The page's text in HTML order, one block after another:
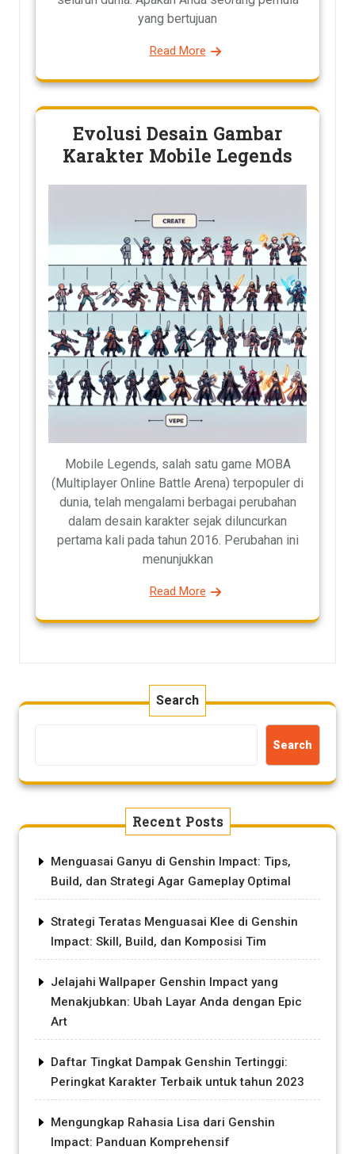
yang bertujuan
Read More
Evolusi Desain Gambar
Karakter Mobile Legends
Mobile Legends, salah satu game MOBA
(Multiplayer Online Battle Arena) terpopuler di
dunia, telah mengalami berbagai perubahan
dalam desain karakter sejak diluncurkan
pertama kali pada tahun 2016. Perubahan ini
menunjukkan
Read More
Search
Search
Recent Posts
Menguasai Ganyu di Genshin Impact: Tips,
Build, dan Strategi Agar Gameplay Optimal
Strategi Teratas Menguasai Klee di Genshin
Impact: Skill, Build, dan Komposisi Tim
Jelajahi Wallpaper Genshin Impact yang
Menakjubkan: Ubah Layar Anda dengan Epic
Art
Daftar Tingkat Dampak Genshin Tertinggi:
Peringkat Karakter Terbaik untuk tahun 2023
Mengungkap Rahasia Lisa dari Genshin
Impact: Panduan Komprehensif